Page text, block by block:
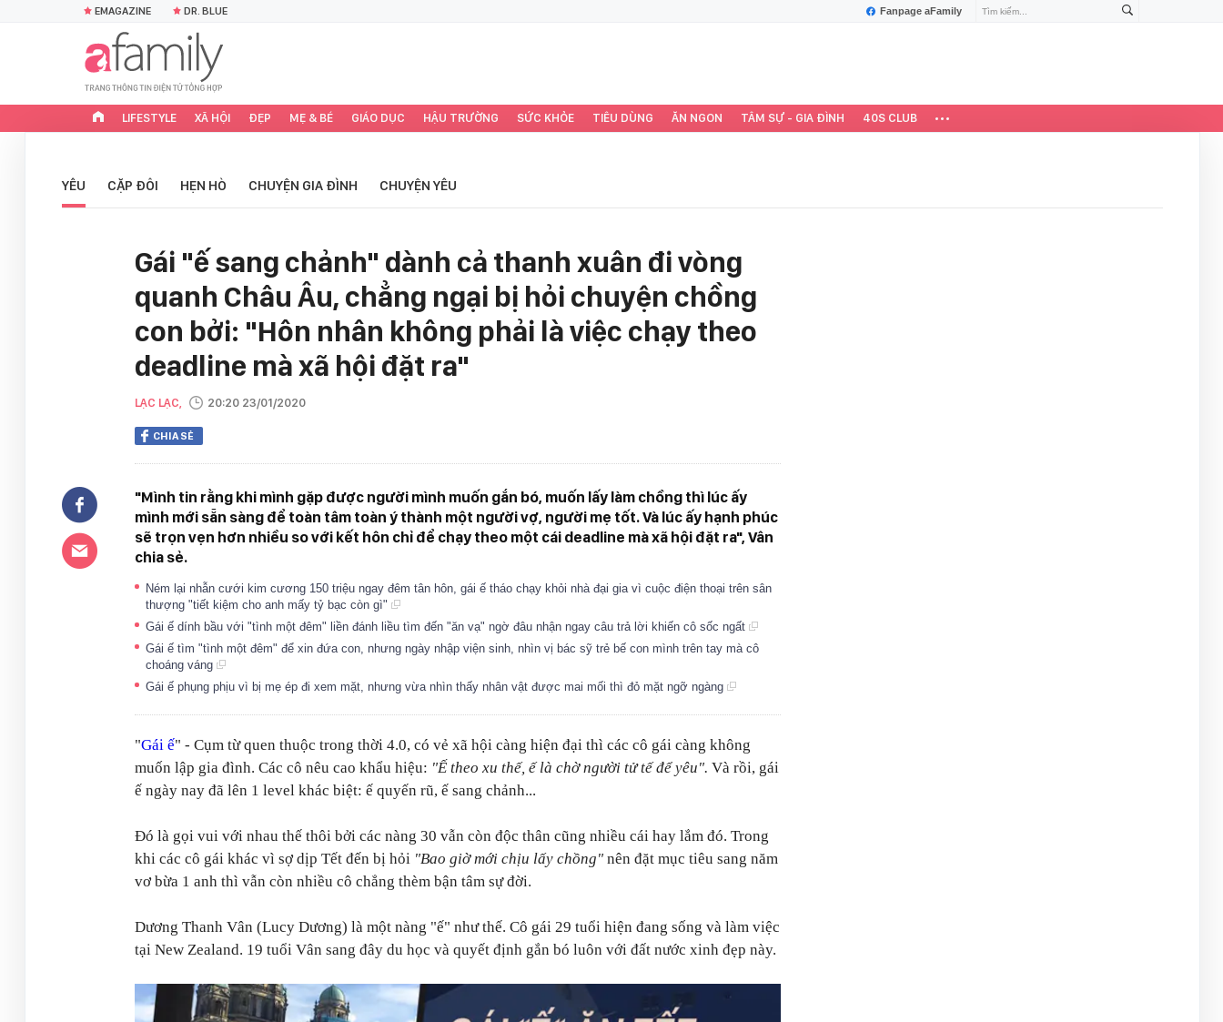
Fanpage aFamily
EMAGAZINE DR. BLUE
LIFESTYLE XÃ HỘI ĐẸP MẸ & BÉ GIÁO DỤC HẬU TRƯỜNG SỨC KHỎE TIÊU DÙNG ĂN NGON TÂM SỰ - GIA ĐÌNH 40S CLUB
YÊU CẶP ĐÔI HẸN HÒ CHUYỆN GIA ĐÌNH CHUYỆN YÊU
Gái "ế sang chảnh" dành cả thanh xuân đi vòng
quanh Châu Âu, chẳng ngại bị hỏi chuyện chồng
con bởi: "Hôn nhân không phải là việc chạy theo
deadline mà xã hội đặt ra"
LẠC LẠC, 20:20 23/01/2020
CHIA SẺ
"Mình tin rằng khi mình gặp được người mình muốn gắn bó, muốn lấy làm chồng thì lúc ấy
mình mới sẵn sàng để toàn tâm toàn ý thành một người vợ, người mẹ tốt. Và lúc ấy hạnh phúc
sẽ trọn vẹn hơn nhiều so với kết hôn chỉ để chạy theo một cái deadline mà xã hội đặt ra", Vân
chia sẻ.
Ném lại nhẫn cưới kim cương 150 triệu ngay đêm tân hôn, gái ế tháo chạy khỏi nhà đại gia vì cuộc điện thoại trên sân
thượng "tiết kiệm cho anh mấy tỷ bạc còn gì"
Gái ế dính bầu với "tình một đêm" liền đánh liều tìm đến "ăn vạ" ngờ đâu nhận ngay câu trả lời khiến cô sốc ngất
Gái ế tìm "tình một đêm" để xin đứa con, nhưng ngày nhập viện sinh, nhìn vị bác sỹ trẻ bế con mình trên tay mà cô
choáng váng
Gái ế phụng phịu vì bị mẹ ép đi xem mặt, nhưng vừa nhìn thấy nhân vật được mai mối thì đỏ mặt ngỡ ngàng
"Gái ế" - Cụm từ quen thuộc trong thời 4.0, có vẻ xã hội càng hiện đại thì các cô gái càng không
muốn lập gia đình. Các cô nêu cao khẩu hiệu: "Ế theo xu thế, ế là chờ người tử tế để yêu". Và rồi, gái
ế ngày nay đã lên 1 level khác biệt: ế quyến rũ, ế sang chảnh...
Đó là gọi vui với nhau thế thôi bởi các nàng 30 vẫn còn độc thân cũng nhiều cái hay lắm đó. Trong
khi các cô gái khác vì sợ dịp Tết đến bị hỏi "Bao giờ mới chịu lấy chồng" nên đặt mục tiêu sang năm
vơ bừa 1 anh thì vẫn còn nhiều cô chẳng thèm bận tâm sự đời.
Dương Thanh Vân (Lucy Dương) là một nàng "ế" như thế. Cô gái 29 tuổi hiện đang sống và làm việc
tại New Zealand. 19 tuổi Vân sang đây du học và quyết định gắn bó luôn với đất nước xinh đẹp này.